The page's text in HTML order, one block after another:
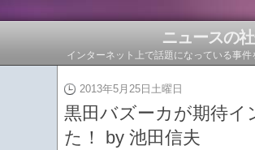
ニュースの
インターネット上で話題になっている事
2013年5月25日土曜日
黒田バズーカが期待イ
た！ by 池田信夫